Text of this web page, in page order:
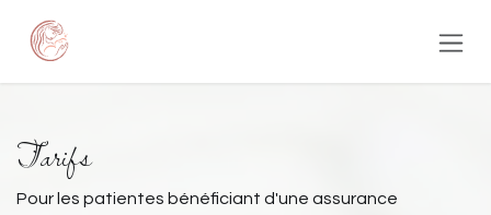
Tarifs
Pour les patientes bénéficiant d'une assurance